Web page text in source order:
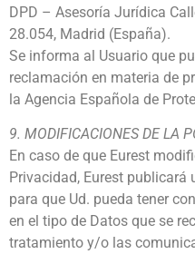
DPD – Asesoría Jurídica
28.054, Madrid (España).
Se informa al Usuario que
reclamación en materia de
la Agencia Española de
9. MODIFICACIONES DE LA
En caso de que Eurest
Privacidad, Eurest
para que Ud. pueda tener
en el tipo de Datos que se
tratamiento y/o las